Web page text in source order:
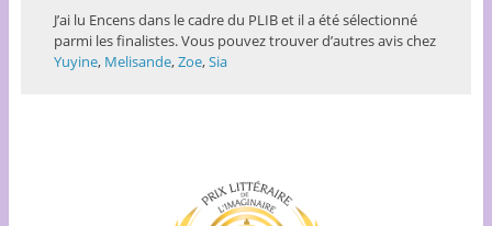
J’ai lu Encens dans le cadre du PLIB et il a été sélectionné
parmi les finalistes. Vous pouvez trouver d’autres avis chez
Yuyine, Melisande,Zoe,Sia